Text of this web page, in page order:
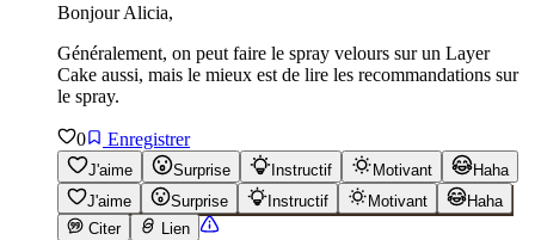
Bonjour Alicia,
Généralement, on peut faire le spray velours sur un Layer
Cake aussi, mais le mieux est de lire les recommandations sur
le spray.
0 Enregistrer
J'aime Surprise Instructif Motivant
Haha
J'aime
Surprise Instructif Motivant
Haha
Citer
Lien